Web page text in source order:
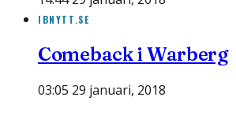
IBNYTT.SE
Comeback i Warberg
03:05 29 januari, 2018